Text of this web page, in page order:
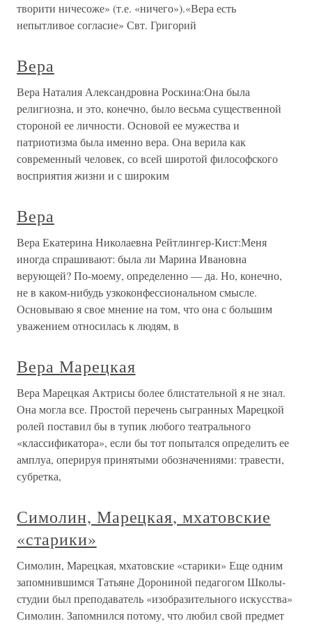
творити ничесоже» (т.е. «ничего»).«Вера есть
непытливое согласие» Свт. Григорий
Вера
Вера Наталия Александровна Роскина:Она была
религиозна, и это, конечно, было весьма существенной
стороной ее личности. Основой ее мужества и
патриотизма была именно вера. Она верила как
современный человек, со всей широтой философского
восприятия жизни и с широким
Вера
Вера Екатерина Николаевна Рейтлингер-Кист:Меня
иногда спрашивают: была ли Марина Ивановна
верующей? По-моему, определенно — да. Но, конечно,
не в каком-нибудь узкоконфессиональном смысле.
Основываю я свое мнение на том, что она с большим
уважением относилась к людям, в
Вера Марецкая
Вера Марецкая Актрисы более блистательной я не знал.
Она могла все. Простой перечень сыгранных Марецкой
ролей поставил бы в тупик любого театрального
«классификатора», если бы тот попытался определить ее
амплуа, оперируя принятыми обозначениями: травести,
субретка,
Симолин, Марецкая, мхатовские
«старики»
Симолин, Марецкая, мхатовские «старики» Еще одним
запомнившимся Татьяне Дорониной педагогом Школы-
студии был преподаватель «изобразительного искусства»
Симолин. Запомнился потому, что любил свой предмет